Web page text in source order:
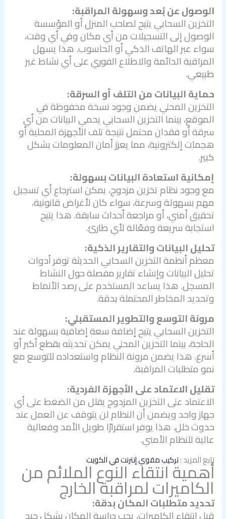
الوصول عن بُعد وسهولة المراقبة:
التخزين السحابي يتيح لصاحب المنزل أو المؤسسة
الوصول إلى التسجيلات من أي مكان وفي أي وقت،
سواء عبر الهاتف الذكي أو الحاسوب. هذا يسهل
المراقبة الدائمة والاطلاع الفوري على أي نشاط غير
طبيعي.
حماية البيانات من التلف أو السرقة:
التخزين المحلي يضمن وجود نسخة محفوظة في
الموقع، بينما التخزين السحابي يحمي البيانات من أي
سرقة أو فقدان محتمل نتيجة تلف الأجهزة المحلية أو
هجمات إلكترونية، مما يعزز أمان المعلومات بشكل
كبير.
إمكانية استعادة البيانات بسهولة:
مع وجود نظام تخزين مزدوج، يمكن استرجاع أي تسجيل
مهم بسهولة وسرعة، سواء كان لأغراض قانونية،
تحقيق أمني، أو مراجعة أحداث سابقة. هذا يتيح
استجابة سريعة وفعّالة لأي طارئ.
تحليل البيانات والتقارير الذكية:
معظم أنظمة التخزين السحابي الحديثة توفر أدوات
تحليل البيانات وإنشاء تقارير مفصلة حول النشاط
المسجل. هذا يساعد المستخدم على رصد الأنماط
وتحديد المخاطر المحتملة بدقة.
مرونة التوسع والتطوير المستقبلي:
التخزين السحابي يتيح إضافة سعة إضافية بسهولة عند
الحاجة، بينما التخزين المحلي يمكن تحديثه بقطع أكبر أو
أسرع. هذا يضمن مرونة النظام واستعداده للتوسع مع
نمو متطلبات المراقبة.
تقليل الاعتماد على الأجهزة الفردية:
الاعتماد على التخزين المزدوج يقلل من الضغط على أي
جهاز واحد ويضمن أن النظام لن يتوقف عن العمل عند
حدوث خلل. هذا يوفر استقرارًا طويل الأمد وفعالية
عالية للنظام الأمني.
تابع المزيد :تركيب مقوي إنترنت في الكويت
أهمية انتقاء النوع الملائم من
الكاميرات لمراقبة الخارج
تحديد متطلبات المكان بدقة: